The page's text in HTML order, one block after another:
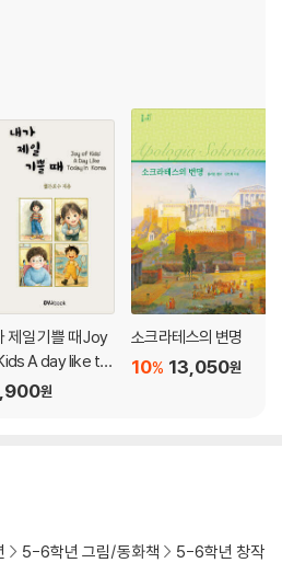
공주 투란도트』, 『우리 음식에
글둥글 지구촌 음식 이야기』 등이 있
제일 기쁠 때 Joy
A day like to
Korea
원
소크라테스의 변명
13,050원
10%
5-6학년 그림/동화책
5-6학년 창작